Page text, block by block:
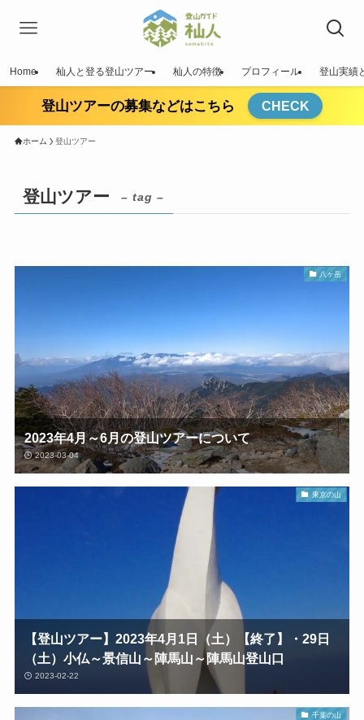
Home 杣人と登る登山ツアー 杣人の特徴 プロフィール 登山実績
登山ツアーの募集などはこちら CHECK
ホーム 登山ツアー
登山ツアー – tag –
八ヶ岳
2023年4月～6月の登山ツアーについて
2023-03-04
東京の山
【登山ツアー】2023年4月1日（土）【終了】・29日
（土）小仏～景信山～陣馬山～陣馬山登山口
2023-02-22
千葉の山